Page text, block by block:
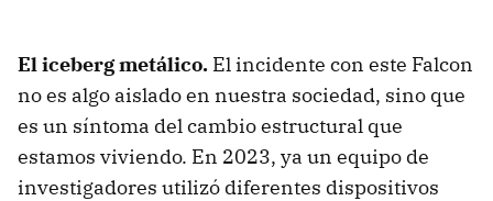
El iceberg metálico. El incidente con este Falcon
no es algo aislado en nuestra sociedad, sino que
es un síntoma del cambio estructural que
estamos viviendo. En 2023, ya un equipo de
investigadores utilizó diferentes dispositivos